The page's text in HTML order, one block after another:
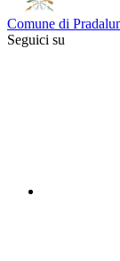
Comune di
Seguici su